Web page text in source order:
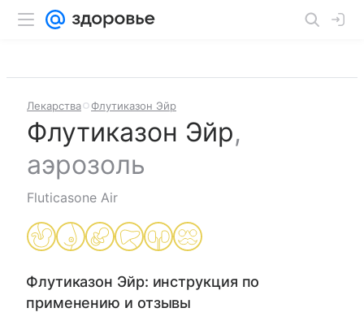
Лекарства Флутиказон Эйр
Флутиказон Эйр,
аэрозоль
Fluticasone Air
Флутиказон Эйр: инструкция по
применению и отзывы